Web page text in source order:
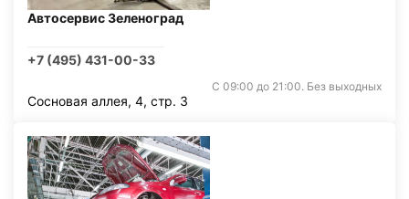
Автосервис Зеленоград
+7 (495) 431-00-33
С 09:00 до 21:00. Без выходных
Сосновая аллея, 4, стр. 3